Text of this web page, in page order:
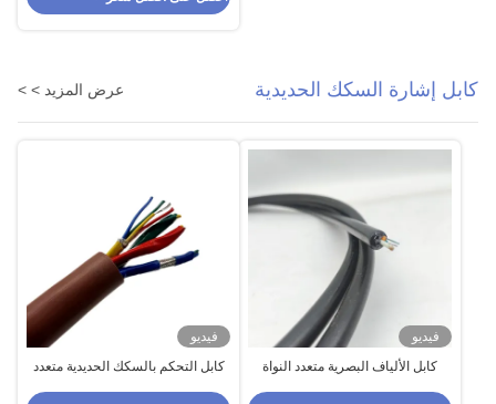
كابل إشارة السكك الحديدية عرض المزيد > >
فيديو
كابل الألياف البصرية متعدد النواة
فيديو
كابل التحكم بالسكك الحديدية متعدد